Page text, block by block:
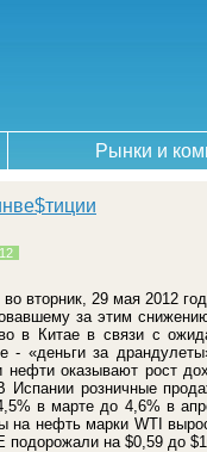
Рынки и
вторник, 29 мая 2012
за этим
в Китае в связи с
- «деньги за
нефти оказывают рост
Испании розничные
в марте до 4,6% в
на нефть марки WTI
подорожали на $0,59 до